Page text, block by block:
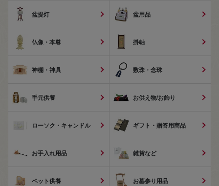
盆提灯 盆用品
仏像・本尊 掛軸
神棚・神具 数珠・念珠
手元供養 お供え物/お飾り
ローソク・キャンドル ギフト・贈答用商品
お手入れ用品 雑貨など
ペット供養 お墓参り用品